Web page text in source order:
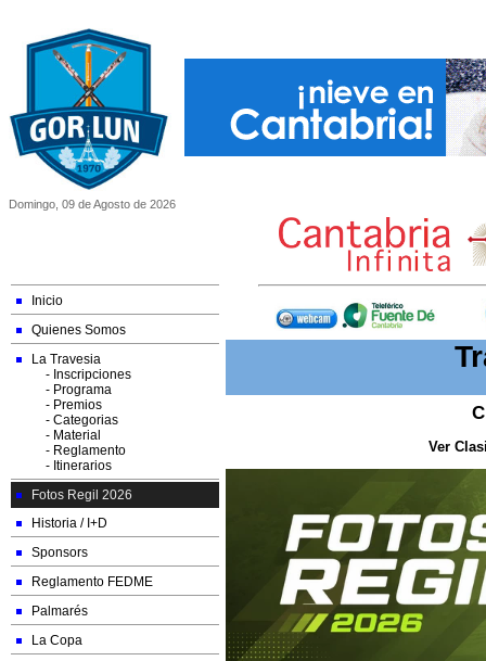
Domingo, 09 de Agosto de 2026
Inicio
Quienes Somos
La Travesia
- Inscripciones
- Programa
- Premios
- Categorias
- Material
- Reglamento
- Itinerarios
Fotos Regil 2026
Historia / I+D
Sponsors
Reglamento FEDME
Palmarés
La Copa
Ver